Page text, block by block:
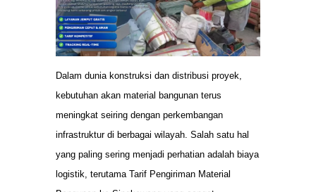
Dalam dunia konstruksi dan distribusi proyek,
kebutuhan akan material bangunan terus
meningkat seiring dengan perkembangan
infrastruktur di berbagai wilayah. Salah satu hal
yang paling sering menjadi perhatian adalah biaya
logistik, terutama Tarif Pengiriman Material